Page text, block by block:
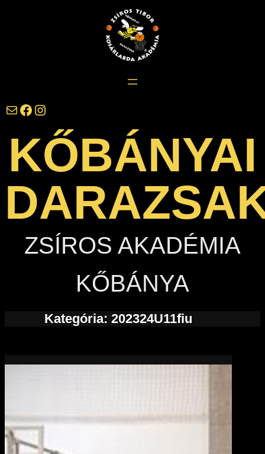
darazsak@darazsak.hu @kobanyaidarazsak @darazsak
KŐBÁNYAI
ZSÍROS AKADÉMIA
KŐBÁNYA
Kategória: 202324U11fiu